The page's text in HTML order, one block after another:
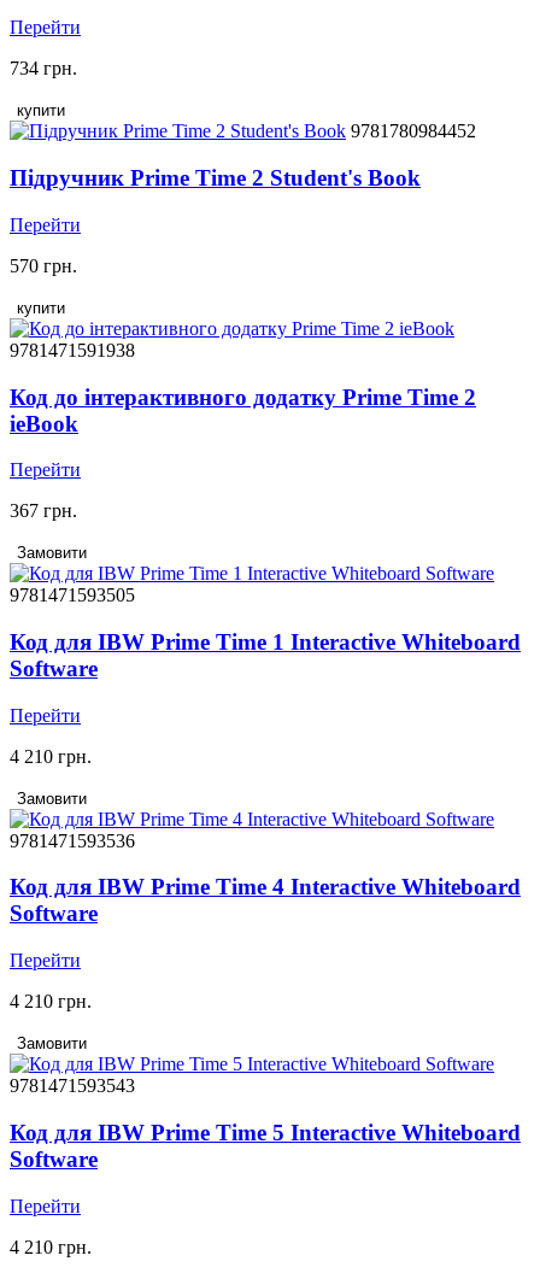
Перейти
734 грн.
купити
9781780984452
Підручник Prime Time 2 Student's Book
Перейти
570 грн.
купити
9781471591938
Код до інтерактивного додатку Prime Time 2
ieBook
Перейти
367 грн.
Замовити
9781471593505
Код для IBW Prime Time 1 Interactive Whiteboard
Software
Перейти
4 210 грн.
Замовити
9781471593536
Код для IBW Prime Time 4 Interactive Whiteboard
Software
Перейти
4 210 грн.
Замовити
9781471593543
Код для IBW Prime Time 5 Interactive Whiteboard
Software
Перейти
4 210 грн.